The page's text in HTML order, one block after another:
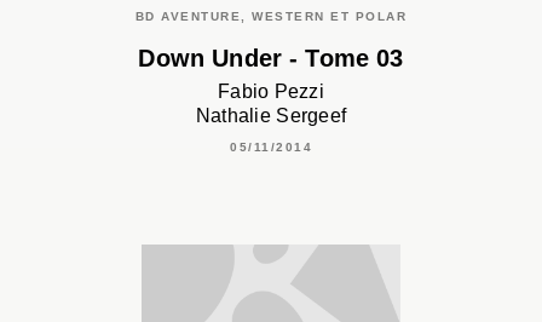
BD AVENTURE, WESTERN ET POLAR
Down Under - Tome 03
Fabio Pezzi
Nathalie Sergeef
05/11/2014